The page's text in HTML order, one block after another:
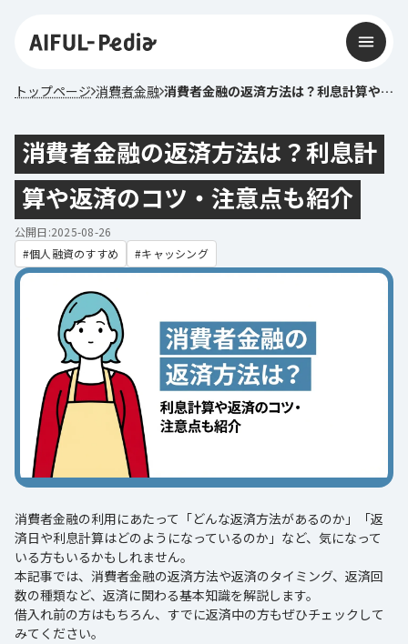
トップページ 消費者金融 消費者金融の返済方法は？利息計算や返済のコツ・注意点も紹介
消費者金融の返済方法は？利息計
算や返済のコツ・注意点も紹介
公開日:2025-08-26
個人融資のすすめ
キャッシング
消費者金融の利用にあたって「どんな返済方法があるのか」「返
済日や利息計算はどのようになっているのか」など、気になって
いる方もいるかもしれません。
本記事では、消費者金融の返済方法や返済のタイミング、返済回
数の種類など、返済に関わる基本知識を解説します。
借入れ前の方はもちろん、すでに返済中の方もぜひチェックして
みてください。